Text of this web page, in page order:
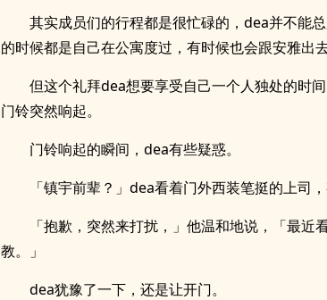
其实成员们的行程都是很忙碌的，dea并不能
的时候都是自己在公寓度过，有时候也会跟安雅出去
但这个礼拜dea想要享受自己一个人独处的时
门铃突然响起。
门铃响起的瞬间，dea有些疑惑。
「镇宇前辈？」dea看着门外西装笔挺的上司，
「抱歉，突然来打扰，」他温和地说，「最
教。」
dea犹豫了一下，还是让开门。